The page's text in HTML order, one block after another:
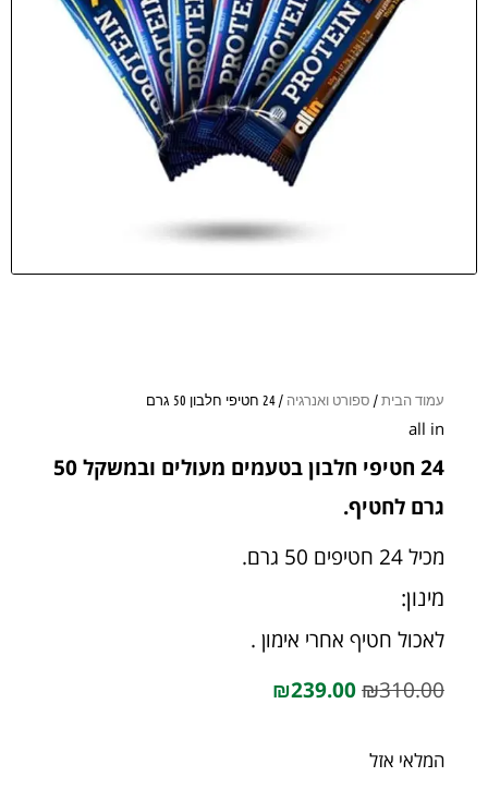
עמוד הבית/ ספורט ואנרגיה / 24 חטיפי חלבון 50 גרם
all in
24 חטיפי חלבון בטעמים מעולים ובמשקל 50
גרם לחטיף.
מכיל 24 חטיפים 50 גרם.
מינון:
לאכול חטיף אחרי אימון .
₪310.00
₪239.00
המלאי אזל